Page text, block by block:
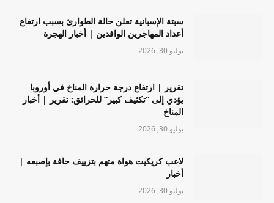
سبتة الإسبانية تعلن حالة الطوارئ بسبب ارتفاع
أعداد المهاجرين الوافدين | أخبار الهجرة
يوليو 30, 2026
تقرير | ارتفاع درجة حرارة المناخ في أوروبا
يؤدي إلى “تكثيف كبير” للحرائق: تقرير | أخبار
المناخ
يوليو 30, 2026
لاعب كريكيت هواة متهم بتزييف حافة بإصبعه |
أخبار
يوليو 30, 2026